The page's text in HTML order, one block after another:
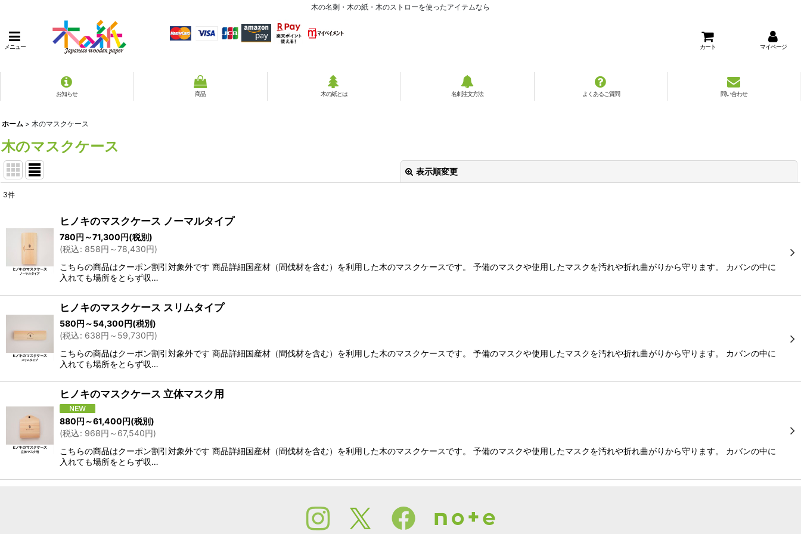
木の名刺・木の紙・木のストローを使ったアイテムなら
メニュー カート マイページ
お知らせ 商品 木の紙とは 名刺注文方法 よくあるご質問 問い合わせ
ホーム > 木のマスクケース
木のマスクケース
表示順変更
絞り込む
3件
ヒノキのマスクケース ノーマルタイプ
780円 ～71,300円(税別)
(税込: 858円 ～78,430円)
こちらの商品はクーポン割引対象外です 商品詳細国産材（間伐材を含む）を利用した木のマスクケースです。 予備のマスクや使用したマスクを汚れや折れ曲がりから守ります。 カバンの中に
入れても場所をとらず収…
ヒノキのマスクケース スリムタイプ
580円 ～54,300円(税別)
(税込: 638円 ～59,730円)
こちらの商品はクーポン割引対象外です 商品詳細国産材（間伐材を含む）を利用した木のマスクケースです。 予備のマスクや使用したマスクを汚れや折れ曲がりから守ります。 カバンの中に
入れても場所をとらず収…
ヒノキのマスクケース 立体マスク用
880円 ～61,400円(税別)
(税込: 968円 ～67,540円)
こちらの商品はクーポン割引対象外です 商品詳細国産材（間伐材を含む）を利用した木のマスクケースです。 予備のマスクや使用したマスクを汚れや折れ曲がりから守ります。 カバンの中に
入れても場所をとらず収…